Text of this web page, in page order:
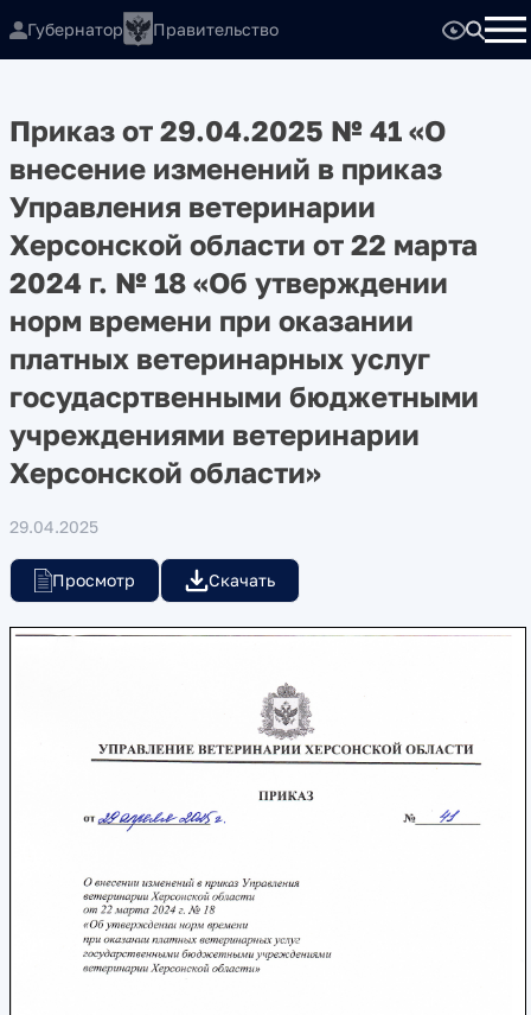
Губернатор Правительство
Приказ от 29.04.2025 № 41 «О
внесение изменений в приказ
Управления ветеринарии
Херсонской области от 22 марта
2024 г. № 18 «Об утверждении
норм времени при оказании
платных ветеринарных услуг
госудасртвенными бюджетными
учреждениями ветеринарии
Херсонской области»
29.04.2025
Просмотр Скачать